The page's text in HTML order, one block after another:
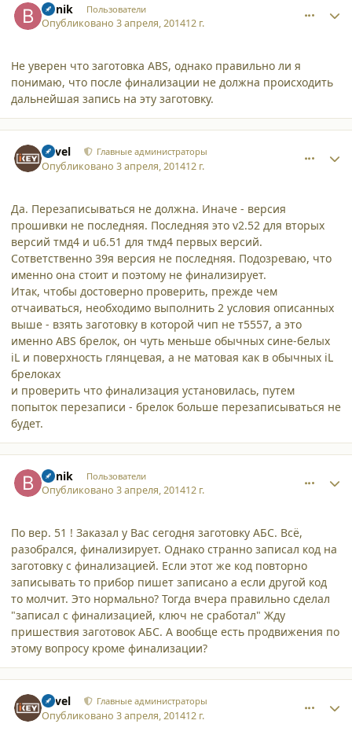
Bunik Пользователи
Опубликовано3 апреля, 201412 г.
Не уверен что заготовка ABS, однако правильно ли я
понимаю, что после финализации не должна происходить
дальнейшая запись на эту заготовку.
Pavel Главные администраторы
Опубликовано3 апреля, 201412 г.
Да. Перезаписываться не должна. Иначе - версия
прошивки не последняя. Последняя это v2.52 для вторых
версий тмд4 и u6.51 для тмд4 первых версий.
Сответственно 39я версия не последняя. Подозреваю, что
именно она стоит и поэтому не финализирует.
Итак, чтобы достоверно проверить, прежде чем
отчаиваться, необходимо выполнить 2 условия описанных
выше - взять заготовку в которой чип не т5557, а это
именно ABS брелок, он чуть меньше обычных сине-белых
iL и поверхность глянцевая, а не матовая как в обычных iL
брелоках
и проверить что финализация установилась, путем
попыток перезаписи - брелок больше перезаписываться не
будет.
Bunik Пользователи
Опубликовано3 апреля, 201412 г.
По вер. 51 ! Заказал у Вас сегодня заготовку АБС. Всё,
разобрался, финализирует. Однако странно записал код на
заготовку с финализацией. Если этот же код повторно
записывать то прибор пишет записано а если другой код
то молчит. Это нормально? Тогда вчера правильно сделал
"записал с финализацией, ключ не сработал" Жду
пришествия заготовок АБС. А вообще есть продвижения по
этому вопросу кроме финализации?
Pavel Главные администраторы
Опубликовано3 апреля, 201412 г.